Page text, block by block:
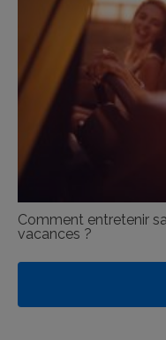
Comment entretenir
vacances ?